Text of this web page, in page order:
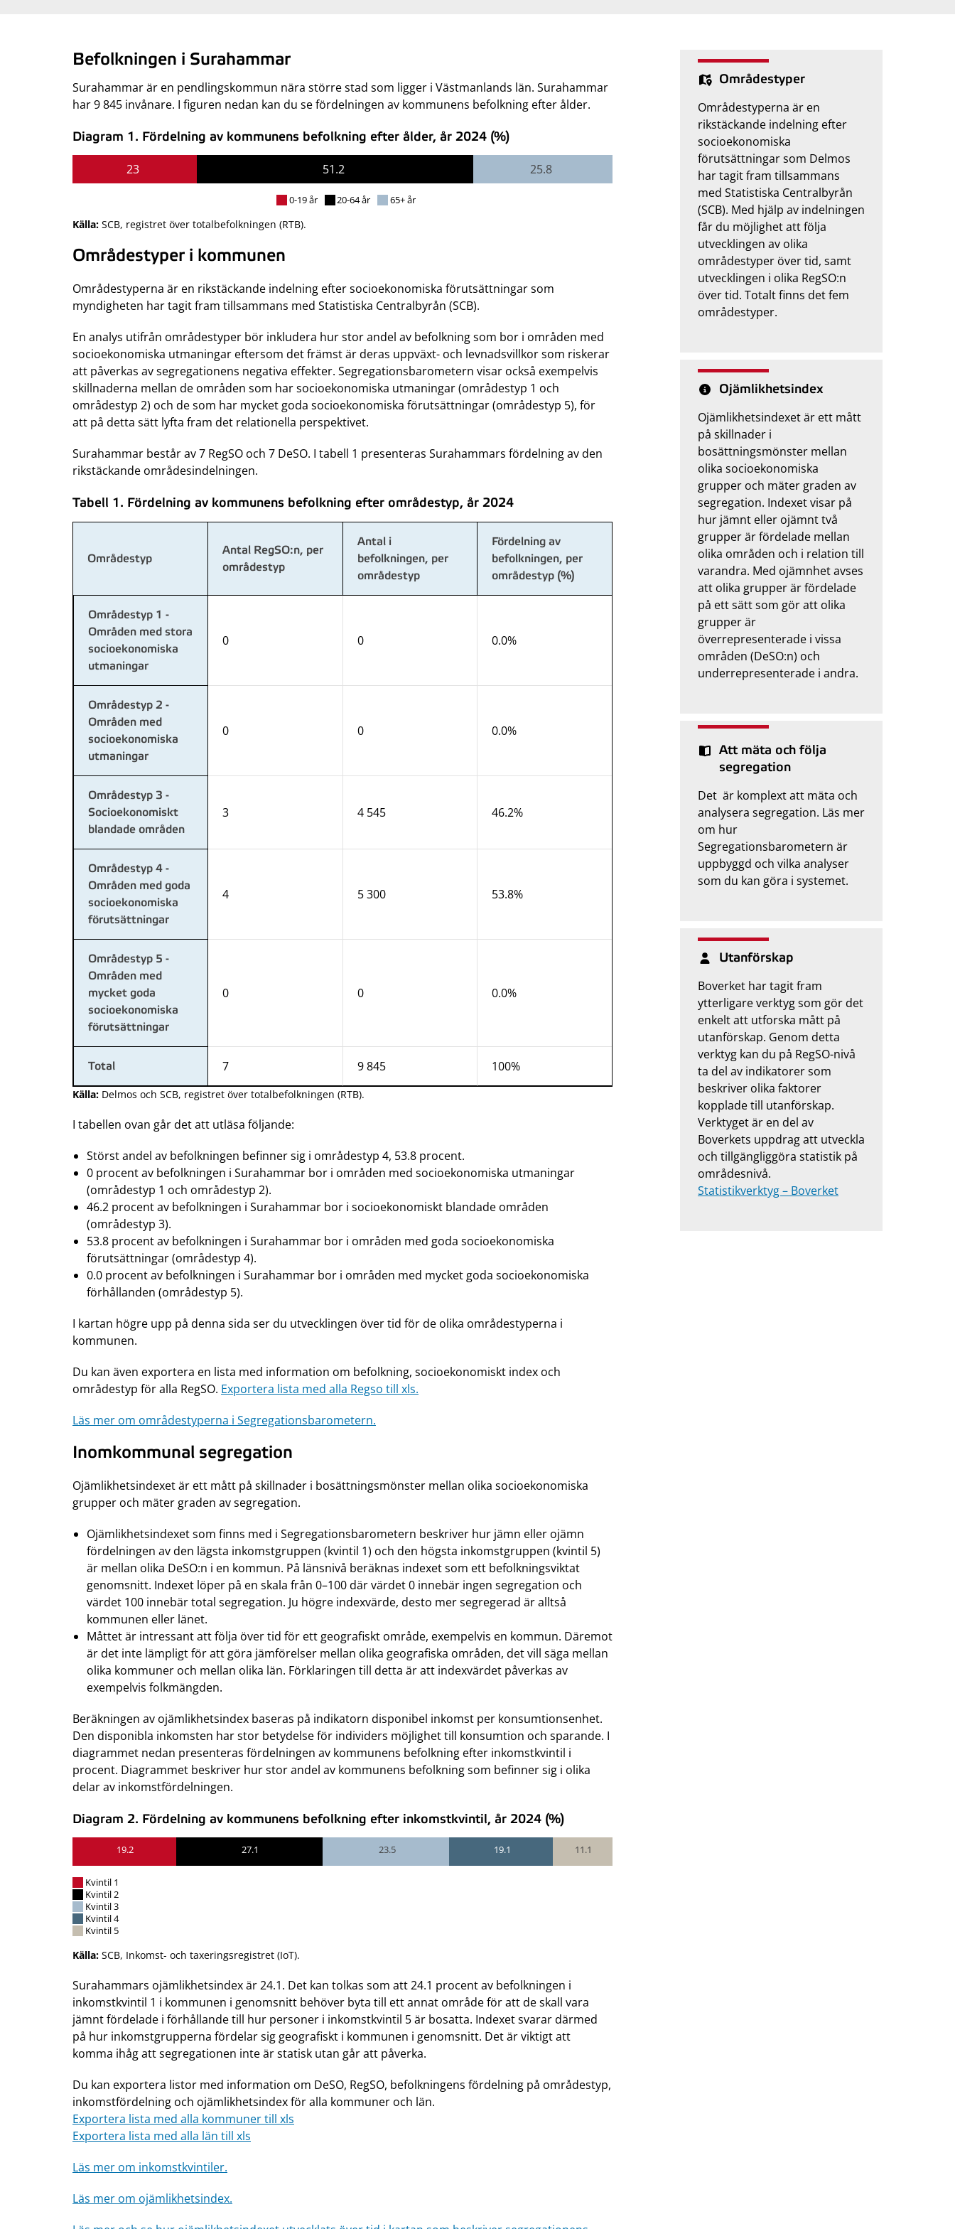
Befolkningen i Surahammar
Surahammar är en pendlingskommun nära större stad som ligger i Västmanlands län. Surahammar
har 9 845 invånare. I figuren nedan kan du se fördelningen av kommunens befolkning efter ålder.
Diagram 1. Fördelning av kommunens befolkning efter ålder, år 2024 (%)
23 51.2 25.8
0-19 år 20-64 år 65+ år
Källa: SCB, registret över totalbefolkningen (RTB).
Områdestyper i kommunen
Områdestyperna är en rikstäckande indelning efter socioekonomiska förutsättningar som
myndigheten har tagit fram tillsammans med Statistiska Centralbyrån (SCB).
En analys utifrån områdestyper bör inkludera hur stor andel av befolkning som bor i områden med
socioekonomiska utmaningar eftersom det främst är deras uppväxt- och levnadsvillkor som riskerar
att påverkas av segregationens negativa effekter. Segregationsbarometern visar också exempelvis
skillnaderna mellan de områden som har socioekonomiska utmaningar (områdestyp 1 och
områdestyp 2) och de som har mycket goda socioekonomiska förutsättningar (områdestyp 5), för
att på detta sätt lyfta fram det relationella perspektivet.
Surahammar består av 7 RegSO och 7 DeSO. I tabell 1 presenteras Surahammars fördelning av den
rikstäckande områdesindelningen.
Tabell 1. Fördelning av kommunens befolkning efter områdestyp, år 2024
Områdestyp
Antal RegSO:n, per
områdestyp
Antal i
befolkningen, per
områdestyp
Fördelning av
befolkningen, per
områdestyp (%)
Områdestyp 1 -
Områden med stora
socioekonomiska
utmaningar
0 0 0.0%
Områdestyp 2 -
Områden med
socioekonomiska
utmaningar
0 0 0.0%
Områdestyp 3 -
Socioekonomiskt
blandade områden
3 4 545 46.2%
Områdestyp 4 -
Områden med goda
socioekonomiska
förutsättningar
4 5 300 53.8%
Områdestyp 5 -
Områden med
mycket goda
socioekonomiska
förutsättningar
0 0 0.0%
Total 7 9 845 100%
Källa: Delmos och SCB, registret över totalbefolkningen (RTB).
I tabellen ovan går det att utläsa följande:
Störst andel av befolkningen befinner sig i områdestyp 4, 53.8 procent.
0 procent av befolkningen i Surahammar bor i områden med socioekonomiska utmaningar
(områdestyp 1 och områdestyp 2).
46.2 procent av befolkningen i Surahammar bor i socioekonomiskt blandade områden
(områdestyp 3).
53.8 procent av befolkningen i Surahammar bor i områden med goda socioekonomiska
förutsättningar (områdestyp 4).
0.0 procent av befolkningen i Surahammar bor i områden med mycket goda socioekonomiska
förhållanden (områdestyp 5).
I kartan högre upp på denna sida ser du utvecklingen över tid för de olika områdestyperna i
kommunen.
Du kan även exportera en lista med information om befolkning, socioekonomiskt index och
områdestyp för alla RegSO. Exportera lista med alla Regso till xls.
Läs mer om områdestyperna i Segregationsbarometern.
Inomkommunal segregation
Ojämlikhetsindexet är ett mått på skillnader i bosättningsmönster mellan olika socioekonomiska
grupper och mäter graden av segregation.
Ojämlikhetsindexet som finns med i Segregationsbarometern beskriver hur jämn eller ojämn
fördelningen av den lägsta inkomstgruppen (kvintil 1) och den högsta inkomstgruppen (kvintil 5)
är mellan olika DeSO:n i en kommun. På länsnivå beräknas indexet som ett befolkningsviktat
genomsnitt. Indexet löper på en skala från 0–100 där värdet 0 innebär ingen segregation och
värdet 100 innebär total segregation. Ju högre indexvärde, desto mer segregerad är alltså
kommunen eller länet.
Måttet är intressant att följa över tid för ett geografiskt område, exempelvis en kommun. Däremot
är det inte lämpligt för att göra jämförelser mellan olika geografiska områden, det vill säga mellan
olika kommuner och mellan olika län. Förklaringen till detta är att indexvärdet påverkas av
exempelvis folkmängden.
Beräkningen av ojämlikhetsindex baseras på indikatorn disponibel inkomst per konsumtionsenhet.
Den disponibla inkomsten har stor betydelse för individers möjlighet till konsumtion och sparande. I
diagrammet nedan presenteras fördelningen av kommunens befolkning efter inkomstkvintil i
procent. Diagrammet beskriver hur stor andel av kommunens befolkning som befinner sig i olika
delar av inkomstfördelningen.
Diagram 2. Fördelning av kommunens befolkning efter inkomstkvintil, år 2024 (%)
19.2 27.1 23.5 19.1 11.1
Kvintil 1
Kvintil 2
Kvintil 3
Kvintil 4
Kvintil 5
Källa: SCB, Inkomst- och taxeringsregistret (IoT).
Surahammars ojämlikhetsindex är 24.1. Det kan tolkas som att 24.1 procent av befolkningen i
inkomstkvintil 1 i kommunen i genomsnitt behöver byta till ett annat område för att de skall vara
jämnt fördelade i förhållande till hur personer i inkomstkvintil 5 är bosatta. Indexet svarar därmed
på hur inkomstgrupperna fördelar sig geografiskt i kommunen i genomsnitt. Det är viktigt att
komma ihåg att segregationen inte är statisk utan går att påverka.
Du kan exportera listor med information om DeSO, RegSO, befolkningens fördelning på områdestyp,
inkomstfördelning och ojämlikhetsindex för alla kommuner och län.
Exportera lista med alla kommuner till xls
Exportera lista med alla län till xls
Läs mer om inkomstkvintiler.
Läs mer om ojämlikhetsindex.
Områdestyper
Områdestyperna är en
rikstäckande indelning efter
socioekonomiska
förutsättningar som Delmos
har tagit fram tillsammans
med Statistiska Centralbyrån
(SCB). Med hjälp av indelningen
får du möjlighet att följa
utvecklingen av olika
områdestyper över tid, samt
utvecklingen i olika RegSO:n
över tid. Totalt finns det fem
områdestyper.
Ojämlikhetsindex
Ojämlikhetsindexet är ett mått
på skillnader i
bosättningsmönster mellan
olika socioekonomiska
grupper och mäter graden av
segregation. Indexet visar på
hur jämnt eller ojämnt två
grupper är fördelade mellan
olika områden och i relation till
varandra. Med ojämnhet avses
att olika grupper är fördelade
på ett sätt som gör att olika
grupper är
överrepresenterade i vissa
områden (DeSO:n) och
underrepresenterade i andra.
Att mäta och följa
segregation
Det är komplext att mäta och
analysera segregation. Läs mer
om hur
Segregationsbarometern är
uppbyggd och vilka analyser
som du kan göra i systemet.
Utanförskap
Boverket har tagit fram
ytterligare verktyg som gör det
enkelt att utforska mått på
utanförskap. Genom detta
verktyg kan du på RegSO-nivå
ta del av indikatorer som
beskriver olika faktorer
kopplade till utanförskap.
Verktyget är en del av
Boverkets uppdrag att utveckla
och tillgängliggöra statistik på
områdesnivå.
Statistikverktyg – Boverket